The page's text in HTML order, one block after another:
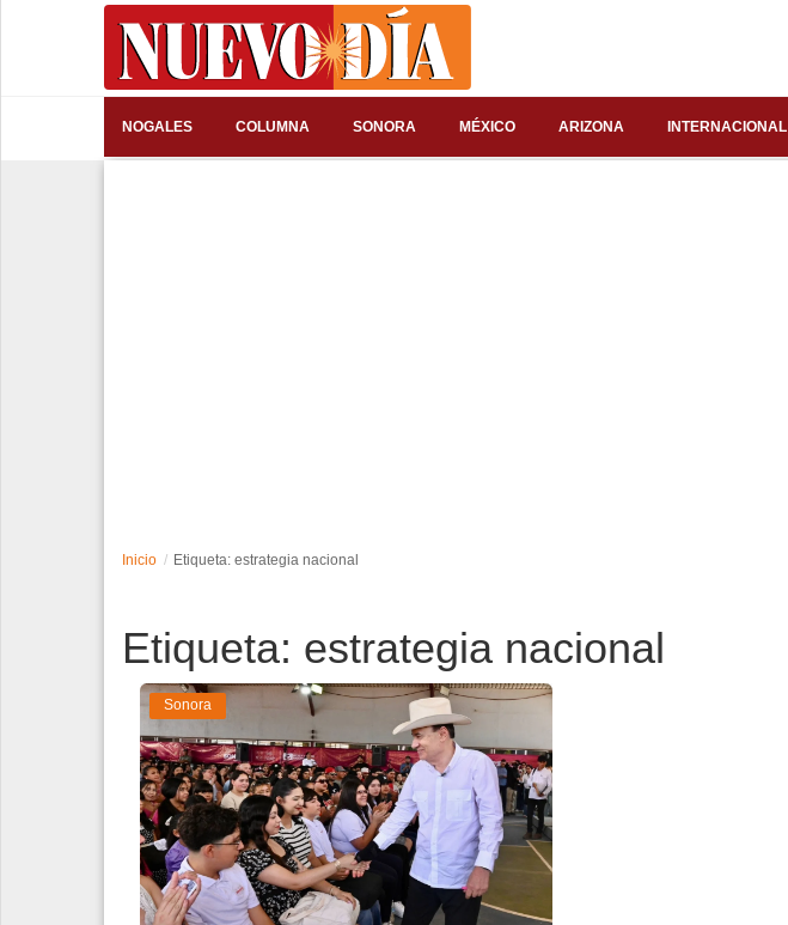
NOGALES COLUMNA SONORA MÉXICO ARIZONA INTERNACIONAL
Edición Impresa
Inicio Etiqueta: estrategia nacional
Etiqueta: estrategia nacional
Sonora